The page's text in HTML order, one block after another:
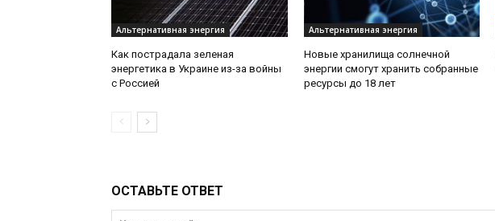
Альтернативная энергия
Как пострадала зеленая
энергетика в Украине из-за войны
с Россией
Альтернативная энергия
Новые хранилища солнечной
энергии смогут хранить собранные
ресурсы до 18 лет
ОСТАВЬТЕ ОТВЕТ